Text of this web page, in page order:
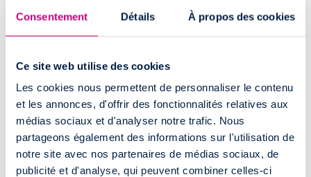
Consentement Détails À propos des cookies
Ce site web utilise des cookies
Les cookies nous permettent de personnaliser le contenu
et les annonces, d'offrir des fonctionnalités relatives aux
médias sociaux et d'analyser notre trafic. Nous
partageons également des informations sur l'utilisation de
notre site avec nos partenaires de médias sociaux, de
publicité et d'analyse, qui peuvent combiner celles-ci
utilitaire à Paris Est - Bondy ?
10km de la Porte de Pantin(19ème), notre agence
Elle se trouve près de l'autoroute A3 (sortie 3)et à proximité de deux
lignes de bus (346 et 303), au cas où vous souhaiteriez venir en
transports en commun.
Sachez également que la
Gare de Bondy (RER E et Tram T4)
se trouve
à seulement 1,5 km de notre agence de location de camion.